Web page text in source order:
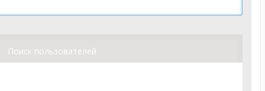
Поиск пользователей